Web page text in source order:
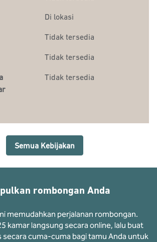
Di lokasi
Tidak tersedia
Tidak tersedia
Tidak tersedia
Semua Kebijakan
rombongan Anda
memudahkan perjalanan rombongan.
kamar langsung secara online, lalu buat
secara cuma-cuma bagi tamu Anda untuk